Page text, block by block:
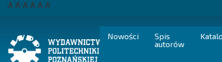
Przejdź
A A A A A A
Nowości
Spis
autorów